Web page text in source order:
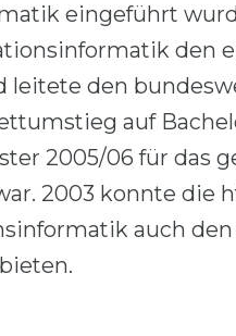
eingeführt
den
leitete den
auf
2005/06 für das
2003 konnte die
auch